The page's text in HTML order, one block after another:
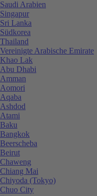
Saudi Arabien
Singapur
Sri Lanka
Südkorea
Thailand
Vereinigte Arabische Emirate
Khao Lak
Abu Dhabi
Amman
Aomori
Aqaba
Ashdod
Atami
Baku
Bangkok
Beerscheba
Beirut
Chaweng
Chiang Mai
Chiyoda (Tokyo)
Chuo City